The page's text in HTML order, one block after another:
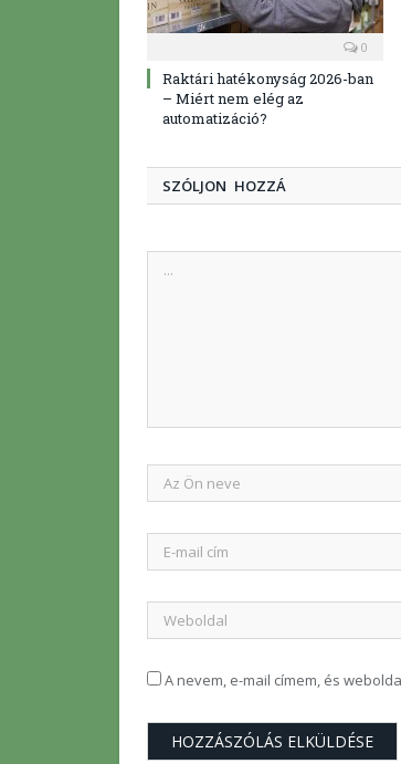
0
Raktári hatékonyság 2026-ban
– Miért nem elég az
automatizáció?
SZÓLJON HOZZÁ
A nevem, e-mail címem, és